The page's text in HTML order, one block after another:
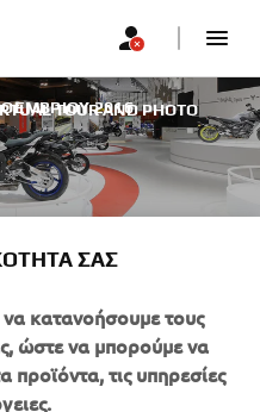
TOUR AND PHOTO
2016
360
PHOTO
ΣΑΣ
κατανοήσουμε τους
ώστε να μπορούμε να
προϊόντα, τις υπηρεσίες